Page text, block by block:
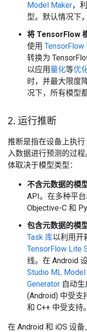
Model Maker，
型。默认情况下
将 TensorFlow
使用 TensorFlow
转换为
以应用 量化等优
时，并最大限度
况下，所有模型
2. 运行推断
推断是指在设备上执
入数据进行预测的过程
体取决于模型类型：
不含元数据的模
API。 在多种平台
Objective-C 和
包含元数据的模
Task 库以利用开
TensorFlow Lite
线。 在 Android
Studio ML Model
Generator 自动
(Android) 中受支
和 C++ 中受支持。
在 Android 和 iOS 设